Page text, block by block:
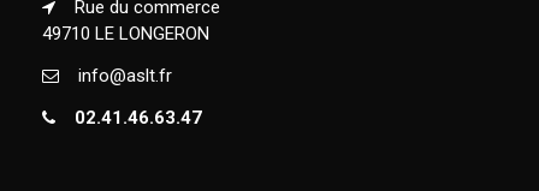
Rue du commerce
49710 LE LONGERON
info@aslt.fr
02.41.46.63.47